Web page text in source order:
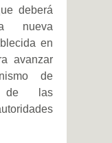
deberá
nueva
en
avanzar
de
de las